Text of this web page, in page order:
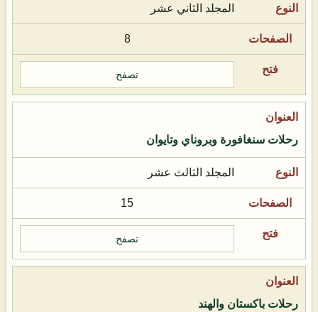
المجلد الثاني عشر
8
تصفح
رحلات سنغافورة وبروناي وتايوان
المجلد الثالث عشر
15
تصفح
رحلات باكستان والهند